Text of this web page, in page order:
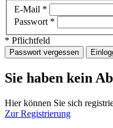
E-Mail *
Passwort *
* Pflichtfeld
Passwort vergessen
Sie haben kein
Hier können Sie sich
Zur Registrierung